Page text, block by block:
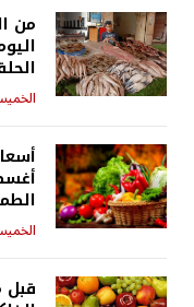
من
الخميس، 6 أغسطس
الخميس، 6 أغسطس
قبل